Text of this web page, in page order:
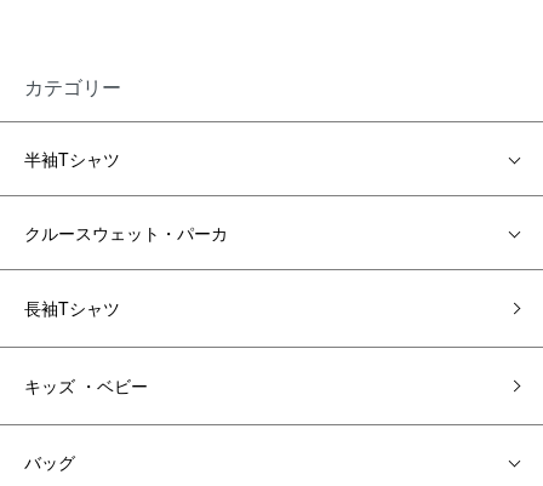
カテゴリー
半袖Tシャツ
クルースウェット・パーカ
長袖Tシャツ
キッズ ・ベビー
バッグ